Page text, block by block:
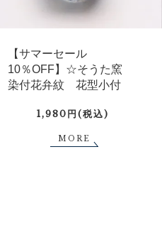
【サマーセール
10％OFF】☆そうた窯
染付花弁紋 花型小付
1,980円(税込)
MORE